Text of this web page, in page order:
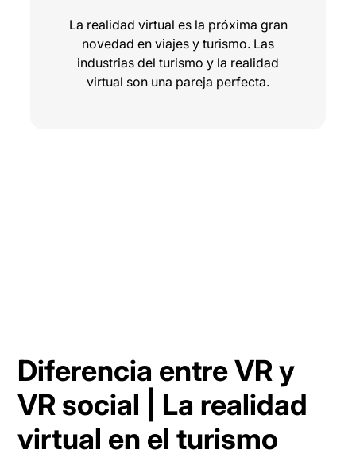
La realidad virtual es la próxima gran
novedad en viajes y turismo. Las
industrias del turismo y la realidad
virtual son una pareja perfecta.
Diferencia entre VR y
VR social | La realidad
virtual en el turismo